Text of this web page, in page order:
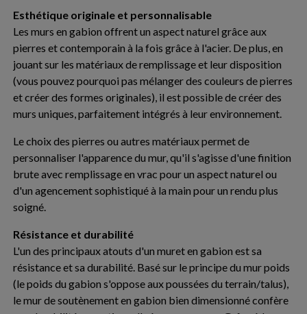
Esthétique originale et personnalisable
Les murs en gabion offrent un aspect naturel grâce aux
pierres et contemporain à la fois grâce à l'acier. De plus, en
jouant sur les matériaux de remplissage et leur disposition
(vous pouvez pourquoi pas mélanger des couleurs de pierres
et créer des formes originales), il est possible de créer des
murs uniques, parfaitement intégrés à leur environnement.
Le choix des pierres ou autres matériaux permet de
personnaliser l'apparence du mur, qu'il s'agisse d'une finition
brute avec remplissage en vrac pour un aspect naturel ou
d'un agencement sophistiqué à la main pour un rendu plus
soigné.
Résistance et durabilité
L'un des principaux atouts d'un muret en gabion est sa
résistance et sa durabilité. Basé sur le principe du mur poids
(le poids du gabion s'oppose aux poussées du terrain/talus),
le mur de soutènement en gabion bien dimensionné confère